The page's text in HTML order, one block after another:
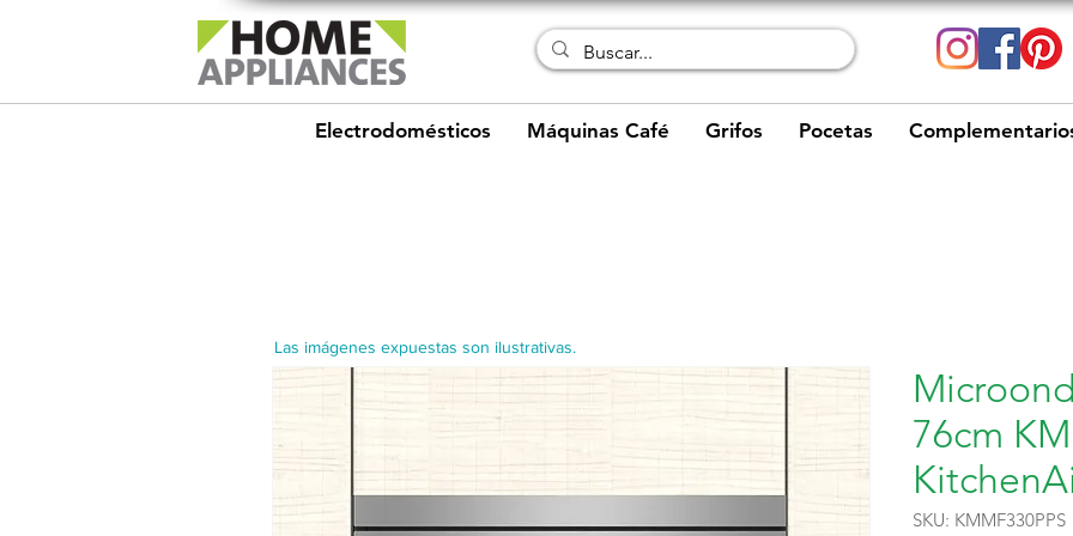
Electrodomésticos Máquinas Café Grifos Pocetas
76cm
SKU: KMMF330PPS
Las imágenes expuestas son ilustrativas.